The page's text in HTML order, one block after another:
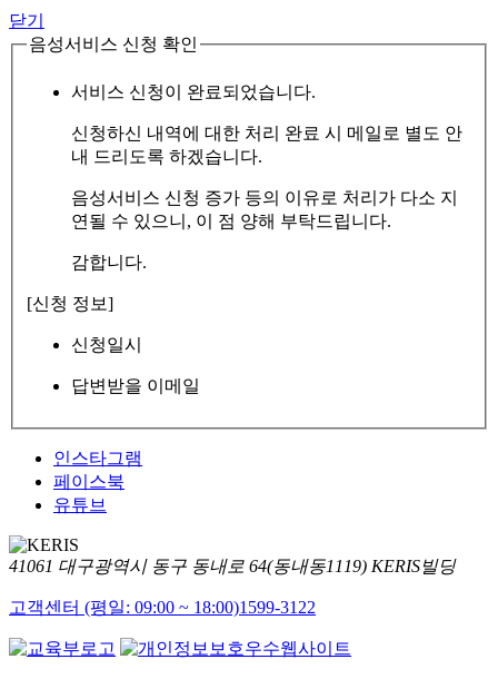
닫기
음성서비스 신청 확인
서비스 신청이 완료되었습니다.
신청하신 내역에 대한 처리 완료 시 메일로 별도 안
내 드리도록 하겠습니다.
음성서비스 신청 증가 등의 이유로 처리가 다소 지
연될 수 있으니, 이 점 양해 부탁드립니다.
감합니다.
[신청 정보]
신청일시
답변받을 이메일
인스타그램
페이스북
유튜브
41061 대구광역시 동구 동내로 64(동내동1119) KERIS빌딩
고객센터 (평일: 09:00 ~ 18:00)1599-3122